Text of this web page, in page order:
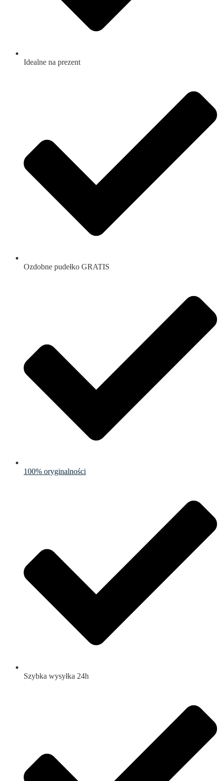
Idealne na prezent
Ozdobne pudełko GRATIS
100% oryginalności
Szybka wysyłka 24h